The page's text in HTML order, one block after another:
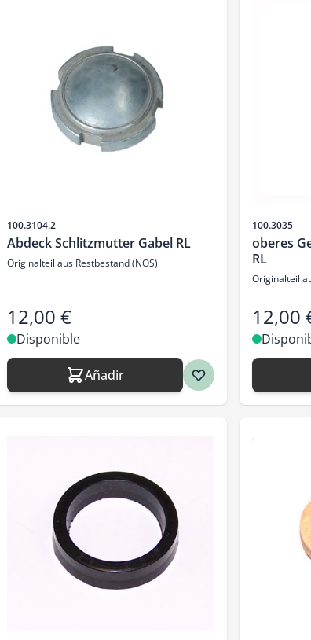
SKU
100.3104.2
Abdeck Schlitzmutter Gabel RL
Originalteil aus Restbestand (NOS)
12,00 €
Disponible
Añadir
SKU
100.3035
oberes
RL
Originalteil
12,00